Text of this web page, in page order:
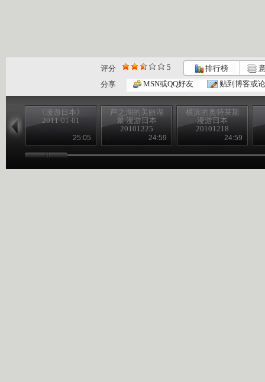
评分 5 排行榜
分享
MSN或QQ好友 贴到博客或
《漫游日本》
2011-01-01
25:05
芦之湖的美丽湖
景 漫游日本
20101225
24:59
横滨的奥特莱斯
漫游日本
20101218
24:59